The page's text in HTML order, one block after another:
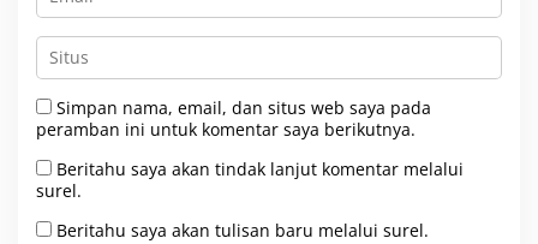
Simpan nama, email, dan situs web saya pada
peramban ini untuk komentar saya berikutnya.
Beritahu saya akan tindak lanjut komentar melalui
surel.
Beritahu saya akan tulisan baru melalui surel.